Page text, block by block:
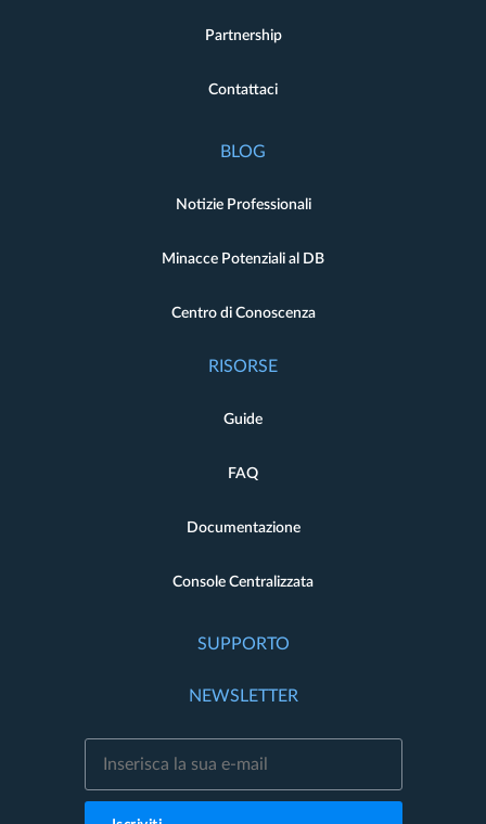
Partnership
Contattaci
BLOG
Notizie Professionali
Minacce Potenziali al DB
Centro di Conoscenza
RISORSE
Guide
FAQ
Documentazione
Console Centralizzata
SUPPORTO
NEWSLETTER